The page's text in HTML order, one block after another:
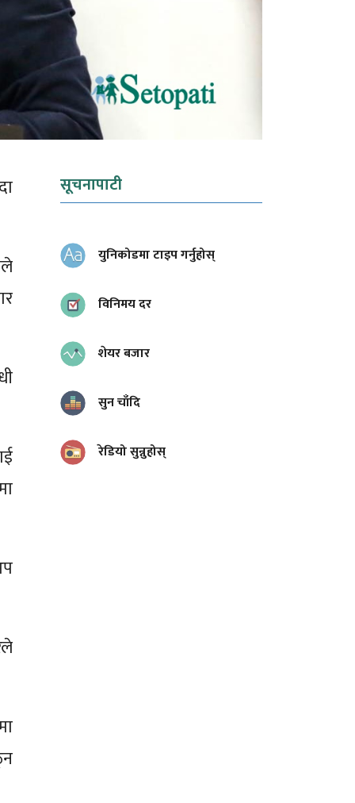
सूचनापाटी
युनिकोडमा टाइप गर्नुहोस्
विनिमय दर
शेयर बजार
सुन चाँदि
रेडियो सुन्नुहोस्